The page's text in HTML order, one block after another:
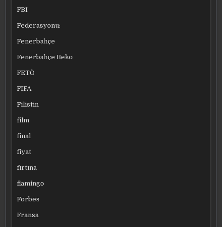
FBI
Federasyonu:
Fenerbahçe
Fenerbahçe Beko
FETÖ
FIFA
Filistin
film
final
fiyat
fırtına
flamingo
Forbes
Fransa